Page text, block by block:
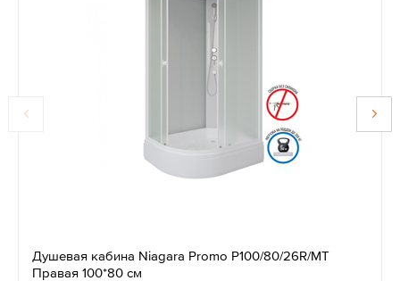
Душевая кабина Niagara Promo P100/80/26R/MT
Правая 100*80 см